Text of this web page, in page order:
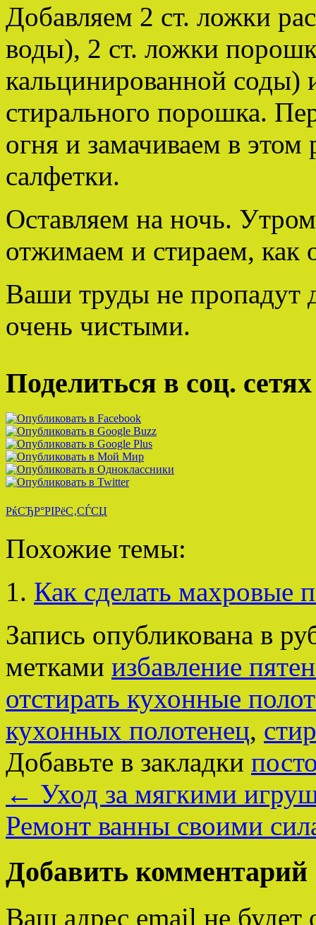
Добавляем 2 ст. ложки
воды), 2 ст. ложки
кальцинированной соды)
стирального порошка.
огня и замачиваем в этом
салфетки.
Оставляем на ночь.
отжимаем и стираем, как
Ваши труды не пропадут
очень чистыми.
Поделиться в соц. сетях
РќСЂР°РІРёС‚СЃСЏ
Похожие темы:
Как сделать махровые
Запись опубликована в
метками избавление
отстирать кухонные
кухонных полотенец,
Добавьте в закладки
← Уход за мягкими
Ремонт ванны своими
Добавить комментарий
Ваш адрес email не будет